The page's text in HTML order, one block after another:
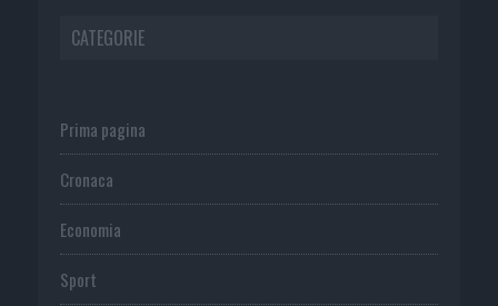
CATEGORIE
Prima pagina
Cronaca
Economia
Sport